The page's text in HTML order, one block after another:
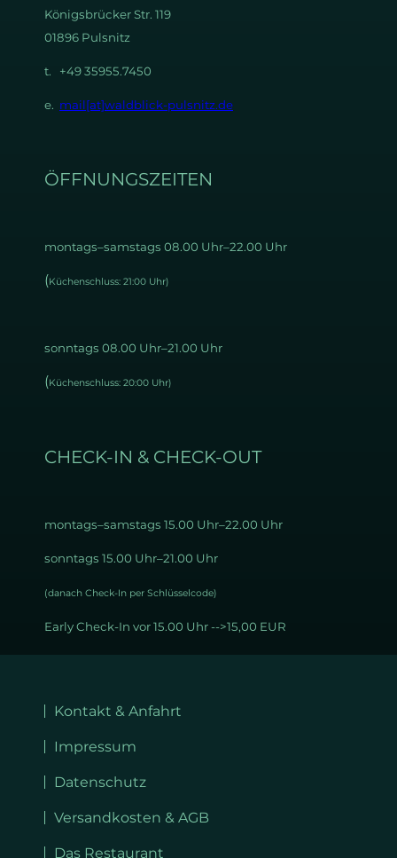
Königsbrücker Str. 119
01896 Pulsnitz
t. +49 35955.7450
e. mail[at]waldblick-pulsnitz.de
ÖFFNUNGSZEITEN
montags–samstags 08.00 Uhr–22.00 Uhr
(Küchenschluss: 21:00 Uhr)
sonntags 08.00 Uhr–21.00 Uhr
(Küchenschluss: 20:00 Uhr)
CHECK-IN & CHECK-OUT
montags–samstags 15.00 Uhr–22.00 Uhr
sonntags 15.00 Uhr–21.00 Uhr
(danach Check-In per Schlüsselcode)
Early Check-In vor 15.00 Uhr -->15,00 EUR
überspringen
Kontakt & Anfahrt
Impressum
Datenschutz
Versandkosten & AGB
Das Restaurant